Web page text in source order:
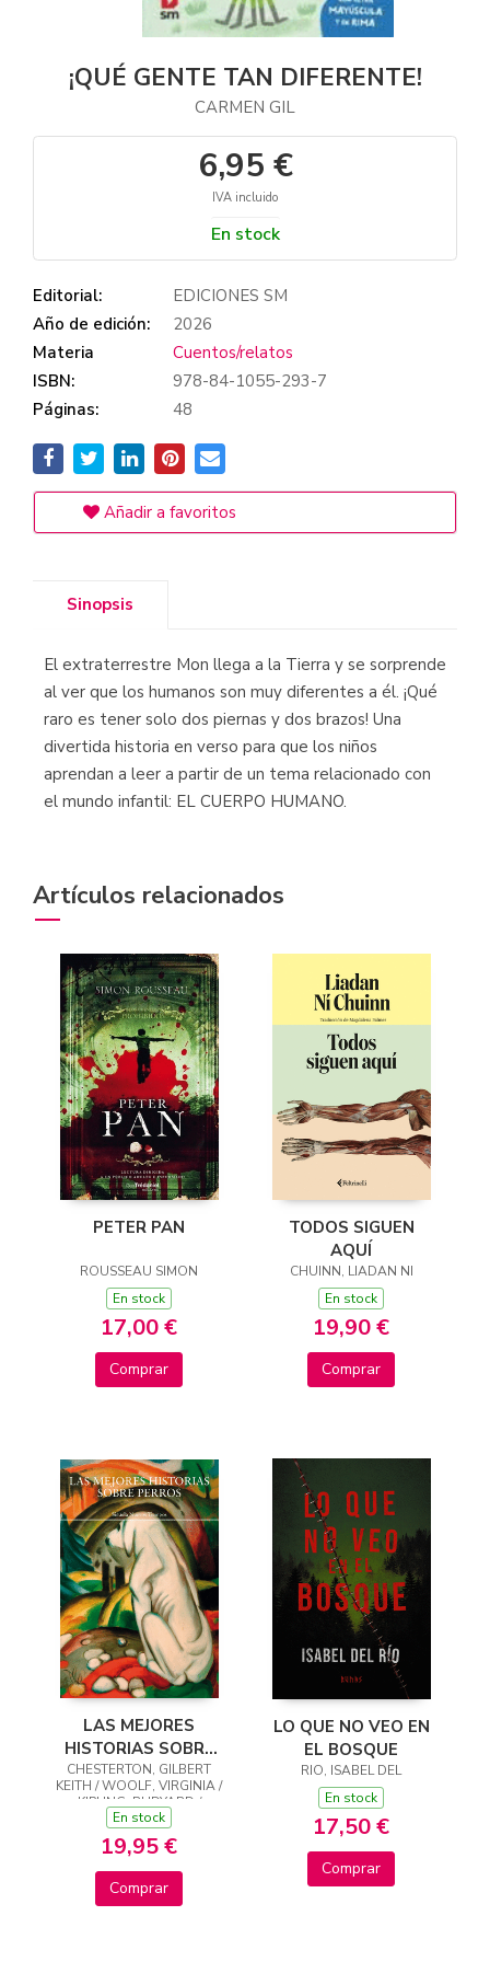
¡QUÉ GENTE TAN DIFERENTE!
CARMEN GIL
6,95 €
IVA incluido
En stock
Editorial:
EDICIONES SM
Año de edición:
2026
Materia
Cuentos/relatos
ISBN:
978-84-1055-293-7
Páginas:
48
Añadir a favoritos
Sinopsis
El extraterrestre Mon llega a la Tierra y se sorprende
al ver que los humanos son muy diferentes a él. ¡Qué
raro es tener solo dos piernas y dos brazos! Una
divertida historia en verso para que los niños
aprendan a leer a partir de un tema relacionado con
el mundo infantil: EL CUERPO HUMANO.
Artículos relacionados
PETER PAN
ROUSSEAU SIMON
En stock
17,00 €
Comprar
TODOS SIGUEN
AQUÍ
CHUINN, LIADAN NI
En stock
19,90 €
Comprar
LAS MEJORES
HISTORIAS SOBRE
PERROS
CHESTERTON, GILBERT
KEITH / WOOLF, VIRGINIA /
KIPLING, RUDYARD /
LONDON, JACK
En stock
19,95 €
Comprar
LO QUE NO VEO EN
EL BOSQUE
RIO, ISABEL DEL
En stock
17,50 €
Comprar